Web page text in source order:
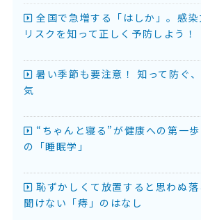
全国で急増する「はしか」。感
リスクを知って正しく予防しよう！
暑い季節も要注意！ 知って防ぐ
気
“ちゃんと寝る”が健康への第一
の「睡眠学」
恥ずかしくて放置すると思わぬ
聞けない「痔」のはなし